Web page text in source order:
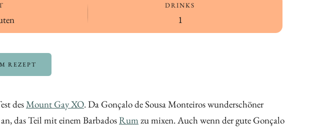
DRINKS
1
REZEPT
desMount Gay XO. Da Gonçalo de Sousa Monteiros wunderschöner
das Teil mit einem BarbadosRum zu mixen. Auch wenn der gute Gonçalo